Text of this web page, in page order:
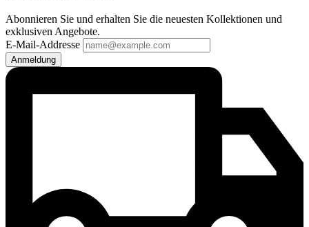
Abonnieren Sie und erhalten Sie die neuesten Kollektionen und
exklusiven Angebote.
E-Mail-Addresse
Anmeldung